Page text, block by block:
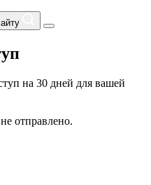
на 30 дней для вашей
отправлено.